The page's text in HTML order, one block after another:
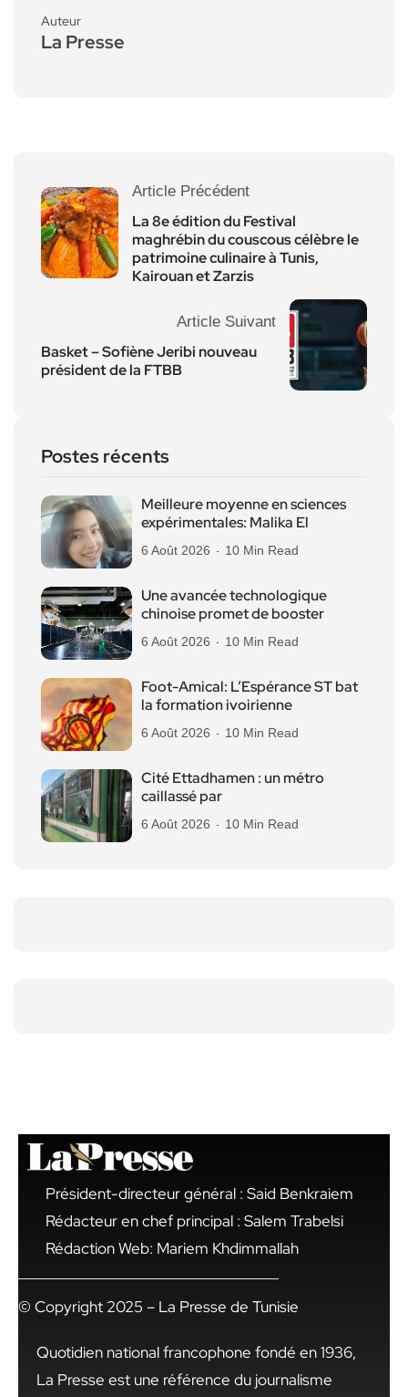
Auteur
La Presse
Article Précédent
La 8e édition du Festival
maghrébin du couscous célèbre le
patrimoine culinaire à Tunis,
Kairouan et Zarzis
Article Suivant
Basket – Sofiène Jeribi nouveau
président de la FTBB
Postes récents
Meilleure moyenne en sciences
expérimentales: Malika El
6 Août 2026 10 Min Read
Une avancée technologique
chinoise promet de booster
6 Août 2026 10 Min Read
Foot-Amical: L’Espérance ST bat
la formation ivoirienne
6 Août 2026 10 Min Read
Cité Ettadhamen : un métro
caillassé par
6 Août 2026 10 Min Read
Président-directeur général : Said Benkraiem
Rédacteur en chef principal : Salem Trabelsi
Rédaction Web: Mariem Khdimmallah
© Copyright 2025 – La Presse de Tunisie
Quotidien national francophone fondé en 1936,
La Presse est une référence du journalisme